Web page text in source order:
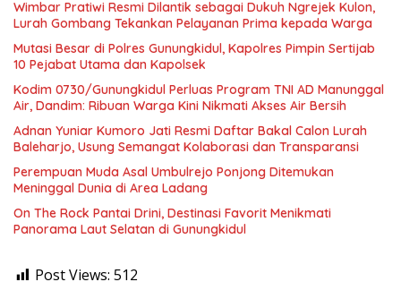
Wimbar Pratiwi Resmi Dilantik sebagai Dukuh Ngrejek Kulon,
Lurah Gombang Tekankan Pelayanan Prima kepada Warga
Mutasi Besar di Polres Gunungkidul, Kapolres Pimpin Sertijab
10 Pejabat Utama dan Kapolsek
Kodim 0730/Gunungkidul Perluas Program TNI AD Manunggal
Air, Dandim: Ribuan Warga Kini Nikmati Akses Air Bersih
Adnan Yuniar Kumoro Jati Resmi Daftar Bakal Calon Lurah
Baleharjo, Usung Semangat Kolaborasi dan Transparansi
Perempuan Muda Asal Umbulrejo Ponjong Ditemukan
Meninggal Dunia di Area Ladang
On The Rock Pantai Drini, Destinasi Favorit Menikmati
Panorama Laut Selatan di Gunungkidul
Post Views: 512